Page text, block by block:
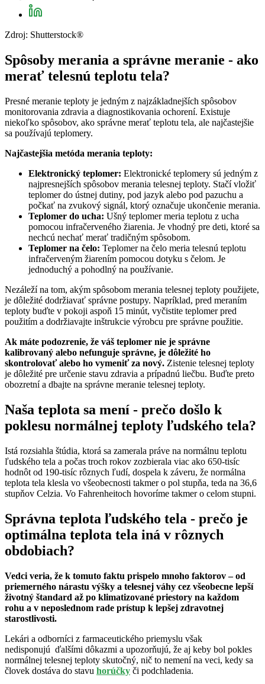
Zdroj: Shutterstock®
Spôsoby merania a správne meranie - ako
merať telesnú teplotu tela?
Presné meranie teploty je jedným z najzákladnejších spôsobov
monitorovania zdravia a diagnostikovania ochorení. Existuje
niekoľko spôsobov, ako správne merať teplotu tela, ale najčastejšie
sa používajú teplomery.
Najčastejšia metóda merania teploty:
Elektronický teplomer: Elektronické teplomery sú jedným z
najpresnejších spôsobov merania telesnej teploty. Stačí vložiť
teplomer do ústnej dutiny, pod jazyk alebo pod pazuchu a
počkať na zvukový signál, ktorý označuje ukončenie merania.
Teplomer do ucha: Ušný teplomer meria teplotu z ucha
pomocou infračerveného žiarenia. Je vhodný pre deti, ktoré sa
nechcú nechať merať tradičným spôsobom.
Teplomer na čelo: Teplomer na čelo meria telesnú teplotu
infračerveným žiarením pomocou dotyku s čelom. Je
jednoduchý a pohodlný na používanie.
Nezáleží na tom, akým spôsobom merania telesnej teploty použijete,
je dôležité dodržiavať správne postupy. Napríklad, pred meraním
teploty buďte v pokoji aspoň 15 minút, vyčistite teplomer pred
použitím a dodržiavajte inštrukcie výrobcu pre správne použitie.
Ak máte podozrenie, že váš teplomer nie je správne
kalibrovaný alebo nefunguje správne, je dôležité ho
skontrolovať alebo ho vymeniť za nový. Zistenie telesnej teploty
je dôležité pre určenie stavu zdravia a prípadnú liečbu. Buďte preto
obozretní a dbajte na správne meranie telesnej teploty.
Naša teplota sa mení - prečo došlo k
poklesu normálnej teploty ľudského tela?
Istá rozsiahla štúdia, ktorá sa zamerala práve na normálnu teplotu
ľudského tela a počas troch rokov zozbierala viac ako 650-tisíc
hodnôt od 190-tisíc rôznych ľudí, dospela k záveru, že normálna
teplota tela klesla vo všeobecnosti takmer o pol stupňa, teda na 36,6
stupňov Celzia. Vo Fahrenheitoch hovoríme takmer o celom stupni.
Správna teplota ľudského tela - prečo je
optimálna teplota tela iná v rôznych
obdobiach?
Vedci veria, že k tomuto faktu prispelo mnoho faktorov – od
priemerného nárastu výšky a telesnej váhy cez všeobecne lepší
životný štandard až po klimatizované priestory na každom
rohu a v neposlednom rade prístup k lepšej zdravotnej
starostlivosti.
Lekári a odborníci z farmaceutického priemyslu však
nedisponujú ďalšími dôkazmi a upozorňujú, že aj keby bol pokles
normálnej telesnej teploty skutočný, nič to nemení na veci, kedy sa
človek dostáva do stavu horúčky či podchladenia.